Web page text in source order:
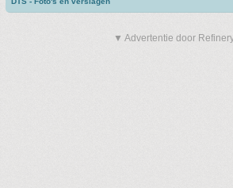
▼ Advertentie door